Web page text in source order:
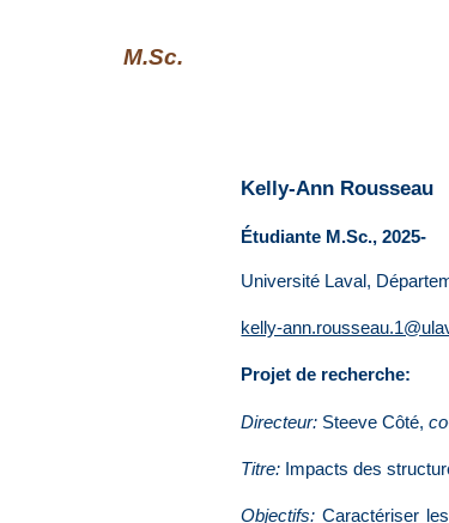
M.Sc.
Kelly-Ann Rousseau
Étudiante M.Sc., 2025-
Université Laval,
kelly-
Projet de recherche:
Directeur: Steeve Côté,
Titre: Impacts des
Objectifs: Caractériser